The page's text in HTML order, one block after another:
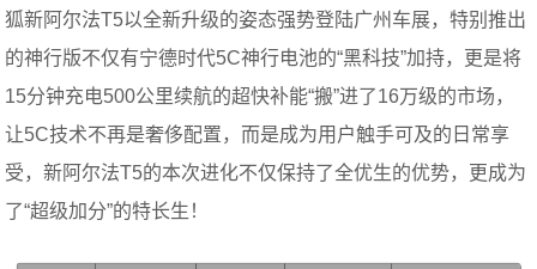
狐新阿尔法T5以全新升级的姿态强势登陆广州车展，特别推出
的神行版不仅有宁德时代5C神行电池的“黑科技”加持，更是将
15分钟充电500公里续航的超快补能“搬”进了16万级的市场，
让5C技术不再是奢侈配置，而是成为用户触手可及的日常享
受，新阿尔法T5的本次进化不仅保持了全优生的优势，更成为
了“超级加分”的特长生！